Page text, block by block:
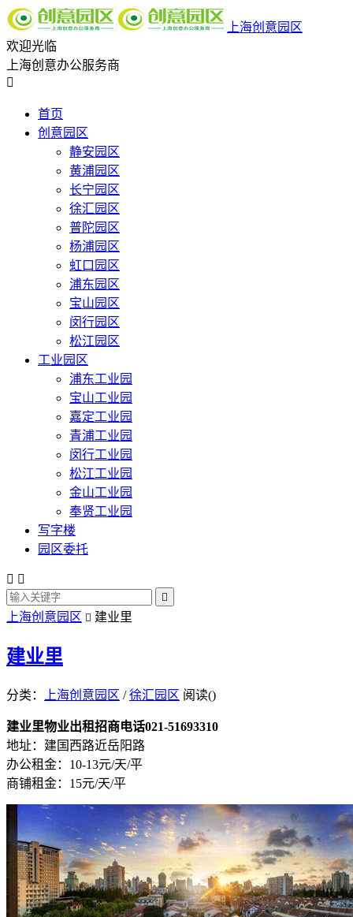
上海创意园区
欢迎光临
上海创意办公服务商

首页
创意园区
静安园区
黄浦园区
长宁园区
徐汇园区
普陀园区
杨浦园区
虹口园区
浦东园区
宝山园区
闵行园区
松江园区
工业园区
浦东工业园
宝山工业园
嘉定工业园
青浦工业园
闵行工业园
松江工业园
金山工业园
奉贤工业园
写字楼
园区委托
 

上海创意园区  建业里
建业里
分类： 上海创意园区 /徐汇园区 阅读()
建业里物业出租招商电话021-51693310
地址：建国西路近岳阳路
办公租金：10-13元/天/平
商铺租金：15元/天/平